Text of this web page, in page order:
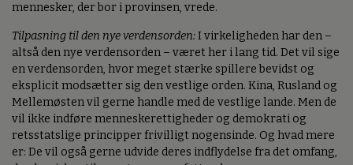
mennesker, der bor i provinsen, vrede.
Tilpasning til den nye verdensorden:I virkeligheden har den –
altså den nye verdensorden – været her i lang tid. Det vil sige
en verdensorden, hvor meget stærke spillere bevidst og
eksplicit modsætter sig den vestlige orden. Kina, Rusland og
Mellemøsten vil gerne handle med de vestlige lande. Men de
vil ikke indføre menneskerettigheder og demokrati og
retsstatslige principper frivilligt nogensinde. Og hvad mere
er: De vil også gerne udvide deres indflydelse fra det omfang,